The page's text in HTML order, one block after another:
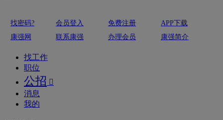
找密码? 会员登入 免费注册
APP下载
康强网
联系康强 办理会员 康强简介
找工作
职位
公招 
消息
我的